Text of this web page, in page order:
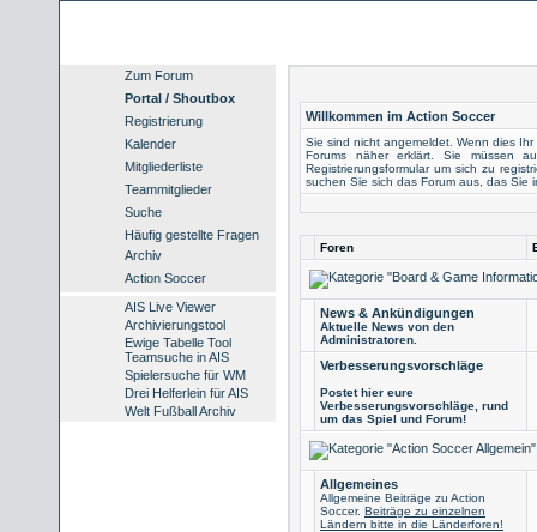
Zum Forum
Portal / Shoutbox
Registrierung
Kalender
Mitgliederliste
Teammitglieder
Suche
Häufig gestellte Fragen
Archiv
Action Soccer
AIS Live Viewer
Archivierungstool
Ewige Tabelle Tool
Teamsuche in AIS
Spielersuche für WM
Drei Helferlein für AIS
Welt Fußball Archiv
Willkommen im Action Soccer
Sie sind nicht angemeldet. Wenn dies
Forums näher erklärt. Sie müssen
Registrierungsformularum sich zu
suchen Sie sich das Forum aus, das Sie
Foren
News & Ankündigungen
Aktuelle News von den
Administratoren.
Verbesserungsvorschläge
Postet hier eure
Verbesserungsvorschläge, rund
um das Spiel und Forum!
Allgemeines
Allgemeine Beiträge zu Action
Soccer. Beiträge zu einzelnen
Ländern bitte in die Länderforen!